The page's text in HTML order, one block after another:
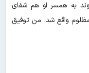
به همسر او هم شفای
واقع شد. من توفیق